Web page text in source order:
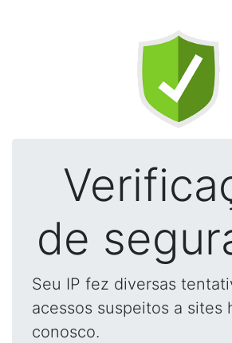
de
Seu IP fez diversas
acessos suspeitos a sites
conosco.